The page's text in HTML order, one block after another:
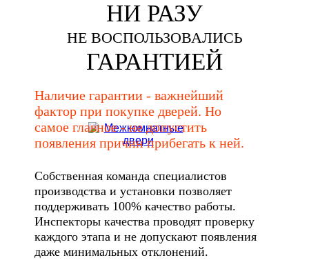
НИ РАЗУ
НЕ ВОСПОЛЬЗОВАЛИСЬ
ГАРАНТИЕЙ
Наличие гарантии - важнейший
фактор при покупке дверей. Но
самое главное - не допустить
появления причин прибегать к ней.
Собственная команда специалистов
производства и установки позволяет
поддерживать 100% качество работы.
Инспекторы качества проводят проверку
каждого этапа и не допускают появления
даже минимальных отклонений.